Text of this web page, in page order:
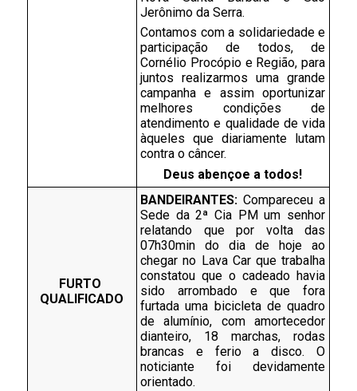
Jerônimo da Serra.
Contamos com a solidariedade e
participação de todos, de
Cornélio Procópio e Região, para
juntos realizarmos uma grande
campanha e assim oportunizar
melhores condições de
atendimento e qualidade de vida
àqueles que diariamente lutam
contra o câncer.
Deus abençoe a todos!
FURTO
QUALIFICADO
BANDEIRANTES: Compareceu a
Sede da 2ª Cia PM um senhor
relatando que por volta das
07h30min do dia de hoje ao
chegar no Lava Car que trabalha
constatou que o cadeado havia
sido arrombado e que fora
furtada uma bicicleta de quadro
de alumínio, com amortecedor
dianteiro, 18 marchas, rodas
brancas e ferio a disco. O
noticiante foi devidamente
orientado.